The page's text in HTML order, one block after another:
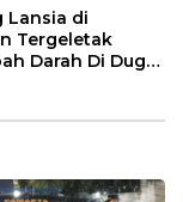
Lansia di
Tergeletak
Darah Di Duga